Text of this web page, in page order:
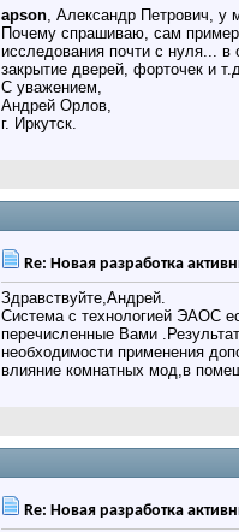
apson , Александр Петрович, у
Почему спрашиваю, сам
исследования почти с нуля...
закрытие дверей, форточек и
С уважением,
Андрей Орлов,
г. Иркутск.
Re: Новая разработка
Здравствуйте,Андрей.
Система с технологией ЭАОС
перечисленные Вами
необходимости применения
влияние комнатных мод,в
Re: Новая разработка